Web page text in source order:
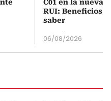
C01 en la nueva
RUI: Beneficios
saber
06/08/2026